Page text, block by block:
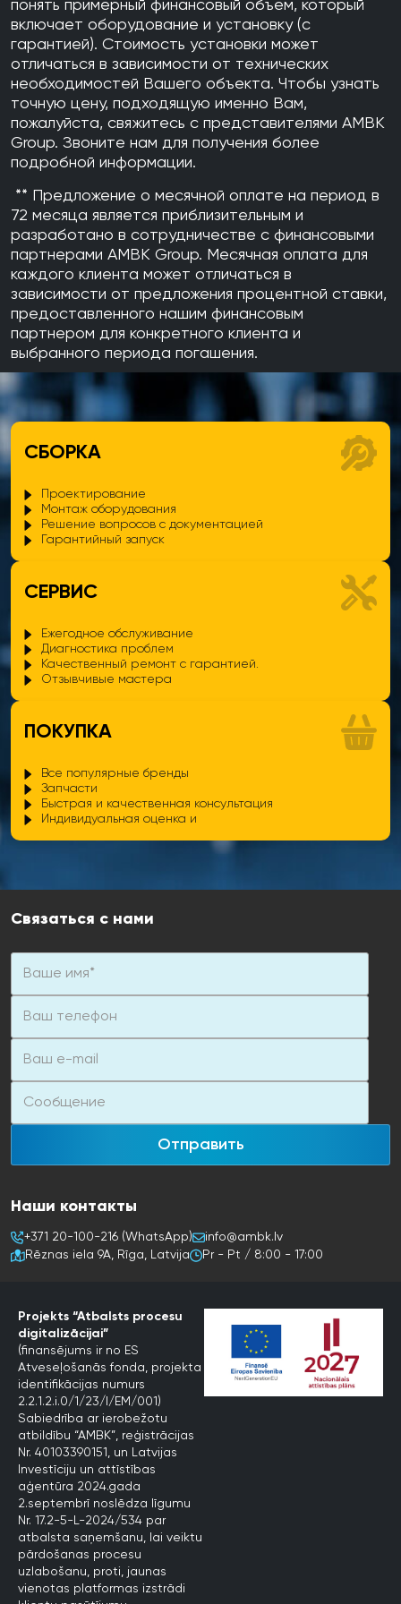
Мы работаем со следующими брендами: Junkers, Bosch,
Viessmann, Buderus, Wolf, Ferroli, Baxi, De Dietrich, Vaillant,
Weishaupt, ProTherm. Для остальных, спрашивайте отдельно.
Диапазон мощностей отопительных котлов начинается от самых
маленьких мощностей, представленных на рынке, до
многомегаваттных установок.
Предлагаем следующие услуги длягазовых котлов:
+ Монтаж
+ Сертификация
+ Гарантийный запуск (новые котлы)
+ Ремонт
+ Техническое обслуживание
+ Регулирование для экономии
+ Дефект с официальным заключением
+ Диагностические работы
+ И другие (спрашивайте индивидуально)
методы очистки.
2. Промывку / очистку системы
Наши специалисты стремятся удалить накопившиеся загрязнения,
средства и технологии, чтобы улучшить состояние системы.
3. Соблюдение требований безопасности
Мы работаем, придерживаясь строгих протоколов безопасности и
используя соответствующее оборудование и средства защиты,
чтобы минимизировать риски.
4. Проверку и оптимизацию системы
После промывки мы осматриваем систему, чтобы выявить
возможные места протечек, и добавляем ингибиторы коррозии,
помогая защитить оборудование от будущих повреждений.
5. Прозрачное взаимодействие
Мы информируем клиентов обо всех этапах процесса – от
определения стоимости до завершения работ, предоставляем
отчёт о проделанной работе и рекомендации по дальнейшему
обслуживанию.
Типы обслуживаемого оборудования и объектов
AMBK Group
систем отопления в различных видах объектов, включая:
• Офисные и торговые помещения
• Системы напольного отопления, радиаторные сети и
центральные отопительные котлы
• Теплообменники, солнечные коллекторы и другие установки с
понять примерный финансовый объем, который
включает оборудование и установку (с
гарантией). Стоимость установки может
отличаться в зависимости от технических
необходимостей Вашего объекта. Чтобы узнать
точную цену, подходящую именно Вам,
пожалуйста, свяжитесь с представителями AMBK
Group. Звоните нам для получения более
подробной информации.
** Предложение о месячной оплате на период в
72 месяца является приблизительным и
разработано в сотрудничестве с финансовыми
партнерами AMBK Group. Месячная оплата для
каждого клиента может отличаться в
зависимости от предложения процентной ставки,
предоставленного нашим финансовым
партнером для конкретного клиента и
выбранного периода погашения.
СБОРКА
Проектирование
Монтаж оборудования
Решение вопросов с документацией
Гарантийный запуск
СЕРВИС
Ежегодное обслуживание
Диагностика проблем
Качественный ремонт с гарантией.
Отзывчивые мастера
ПОКУПКА
Все популярные бренды
Запчасти
Быстрая и качественная консультация
Индивидуальная оценка и
Связаться с нами
Отправить
Наши контакты
+371 20-100-216 (WhatsApp)
info@ambk.lv
Rēznas iela 9A, Rīga, Latvija
Pr - Pt / 8:00 - 17:00
Projekts “Atbalsts procesu
digitalizācijai”
(finansējums ir no ES
Atveseļošanās fonda, projekta
identifikācijas numurs
2.2.1.2.i.0/1/23/I/EM/001)
Sabiedrība ar ierobežotu
atbildību “AMBK”, reģistrācijas
Nr. 40103390151, un Latvijas
Investīciju un attīstības
aģentūra 2024.gada
2.septembrī noslēdza līgumu
Nr. 17.2-5-L-2024/534 par
atbalsta saņemšanu, lai veiktu
pārdošanas procesu
uzlabošanu, proti, jaunas
vienotas platformas izstrādi